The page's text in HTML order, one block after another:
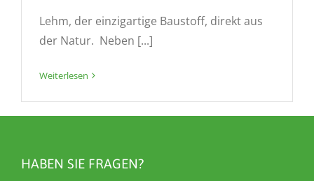
Lehm, der einzigartige Baustoff, direkt aus
der Natur. Neben [...]
Weiterlesen
HABEN SIE FRAGEN?